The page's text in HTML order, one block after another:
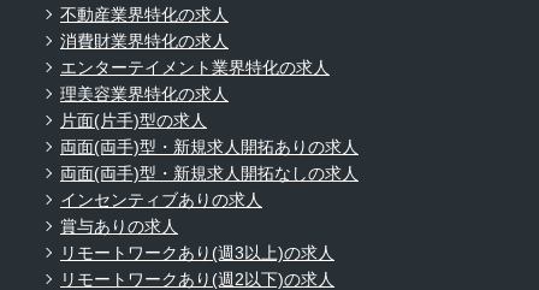
不動産業界特化の求人
消費財業界特化の求人
エンターテイメント業界特化の求人
理美容業界特化の求人
片面(片手)型の求人
両面(両手)型・新規求人開拓ありの求人
両面(両手)型・新規求人開拓なしの求人
インセンティブありの求人
賞与ありの求人
リモートワークあり(週3以上)の求人
リモートワークあり(週2以下)の求人